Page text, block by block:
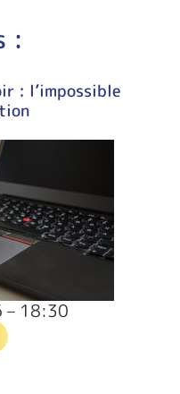
:
: l’impossible
– 18:30